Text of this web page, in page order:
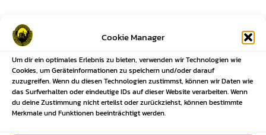
Cookie Manager
Um dir ein optimales Erlebnis zu bieten, verwenden wir Technologien wie
Cookies, um Geräteinformationen zu speichern und/oder darauf
zuzugreifen. Wenn du diesen Technologien zustimmst, können wir Daten wie
das Surfverhalten oder eindeutige IDs auf dieser Website verarbeiten. Wenn
du deine Zustimmung nicht erteilst oder zurückziehst, können bestimmte
Merkmale und Funktionen beeinträchtigt werden.
Beitragsnavigation
Previous
Previous
Ansetzungen unserer Mannschaften
KW47-2025